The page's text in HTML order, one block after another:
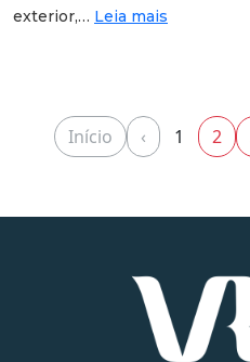
exterior,… Leia mais
Início ‹ 1 2